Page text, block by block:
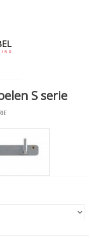
S serie